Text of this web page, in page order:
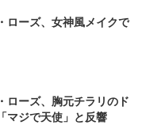
ローズ、女神風メイクで
ローズ、胸元チラリのド
マジで天使」と反響